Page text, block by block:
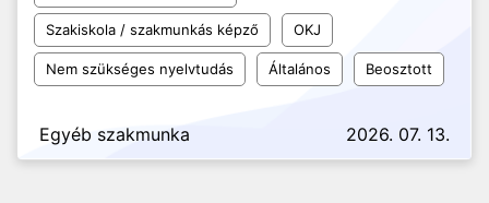
Szakiskola / szakmunkás képző OKJ
Nem szükséges nyelvtudás Általános Beosztott
Egyéb szakmunka 2026. 07. 13.